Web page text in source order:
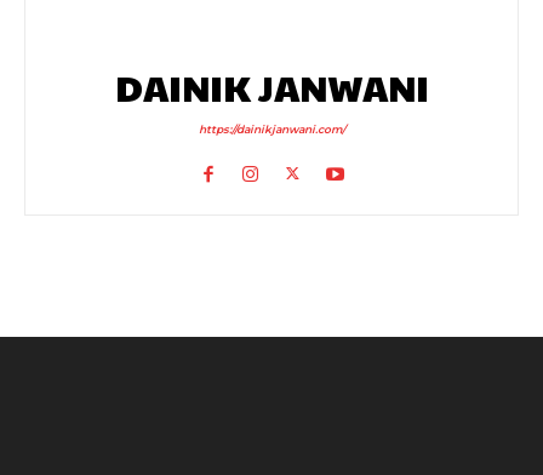
DAINIK JANWANI
https://dainikjanwani.com/